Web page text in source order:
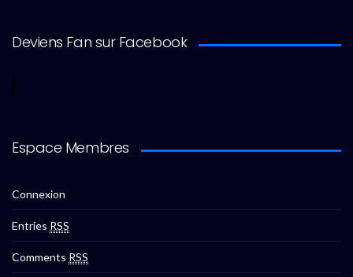
Deviens Fan sur Facebook
Espace Membres
Connexion
Entries RSS
Comments RSS